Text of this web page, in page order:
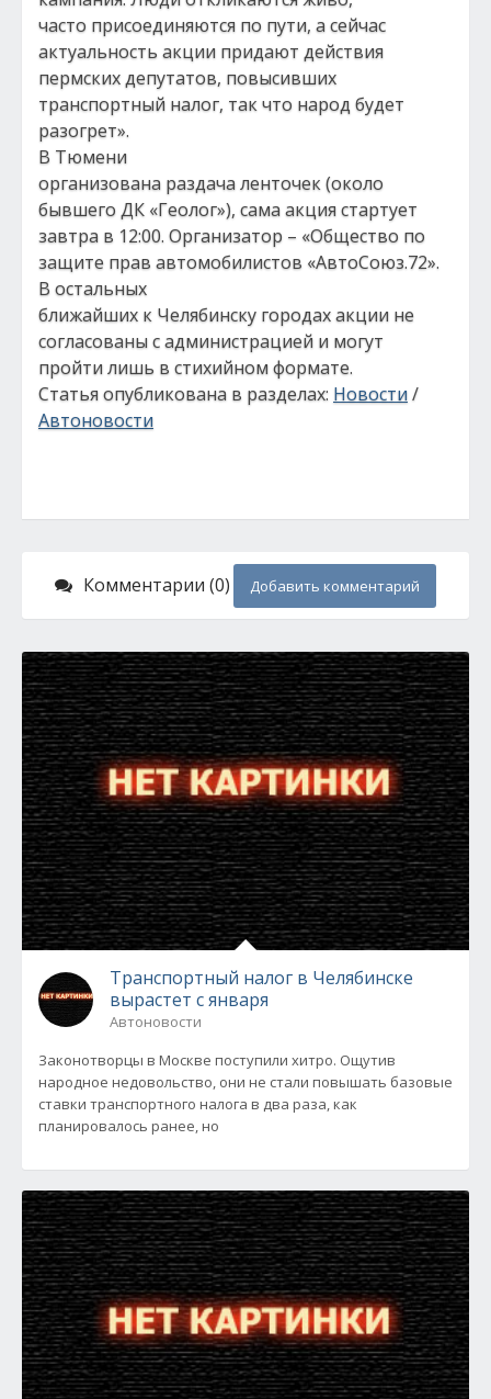
часто присоединяются по пути, а сейчас
актуальность акции придают действия
пермских депутатов, повысивших
транспортный налог, так что народ будет
разогрет».
В Тюмени
организована раздача ленточек (около
бывшего ДК «Геолог»), сама акция стартует
завтра в 12:00. Организатор – «Общество по
защите прав автомобилистов «АвтоСоюз.72».
В остальных
ближайших к Челябинску городах акции не
согласованы с администрацией и могут
пройти лишь в стихийном формате.
Статья опубликована в разделах: Новости/
Автоновости
Комментарии (0) Добавить комментарий
Транспортный налог в Челябинске
вырастет с января
Автоновости
Законотворцы в Москве поступили хитро. Ощутив
народное недовольство, они не стали повышать базовые
ставки транспортного налога в два раза, как
планировалось ранее, но